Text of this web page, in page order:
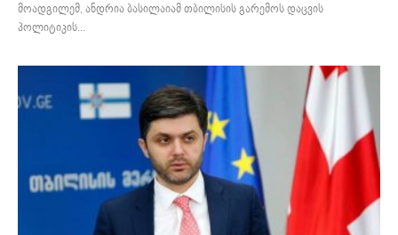
მოადგილემ, ანდრია ბასილაიამ თბილისის გარემოს დაცვის
პოლიტიკის...